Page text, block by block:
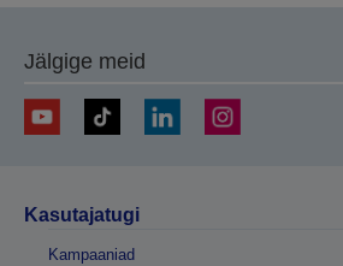
Jälgige meid
Kasutajatugi
Kampaaniad